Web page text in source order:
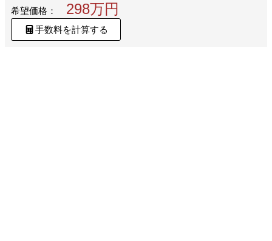
希望価格：
298万円
手数料を計算する